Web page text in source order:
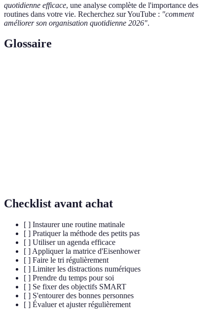
quotidienne efficace, une analyse complète de l'importance des
routines dans votre vie. Recherchez sur YouTube : "comment
améliorer son organisation quotidienne 2026".
Glossaire
Checklist avant achat
[ ] Instaurer une routine matinale
[ ] Pratiquer la méthode des petits pas
[ ] Utiliser un agenda efficace
[ ] Appliquer la matrice d'Eisenhower
[ ] Faire le tri régulièrement
[ ] Limiter les distractions numériques
[ ] Prendre du temps pour soi
[ ] Se fixer des objectifs SMART
[ ] S'entourer des bonnes personnes
[ ] Évaluer et ajuster régulièrement